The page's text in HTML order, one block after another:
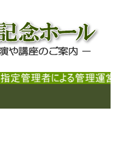
念ホール
ご案内